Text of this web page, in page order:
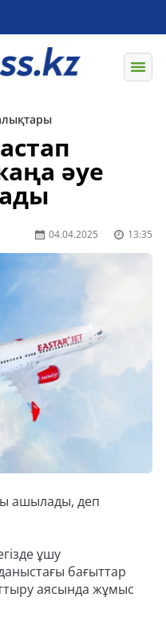
әуе
04.04.2025 13:35
ашылады, деп
ұшу
бағыттар
аясында жұмыс